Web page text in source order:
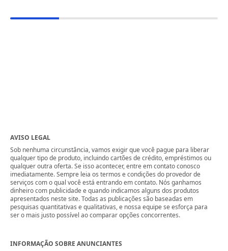
AVISO LEGAL
Sob nenhuma circunstância, vamos exigir que você pague para liberar
qualquer tipo de produto, incluindo cartões de crédito, empréstimos ou
qualquer outra oferta. Se isso acontecer, entre em contato conosco
imediatamente. Sempre leia os termos e condições do provedor de
serviços com o qual você está entrando em contato. Nós ganhamos
dinheiro com publicidade e quando indicamos alguns dos produtos
apresentados neste site. Todas as publicações são baseadas em
pesquisas quantitativas e qualitativas, e nossa equipe se esforça para
ser o mais justo possível ao comparar opções concorrentes.
INFORMAÇÃO SOBRE ANUNCIANTES